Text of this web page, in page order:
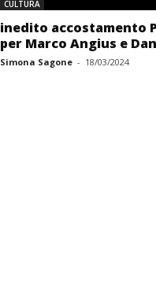
CULTURA
inedito accostamento
per Marco Angius e
Simona Sagone - 18/03/2024